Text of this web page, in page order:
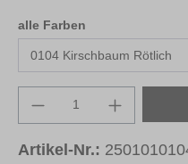
alle Farben
Produkt Anzahl:
Artikel-Nr.: